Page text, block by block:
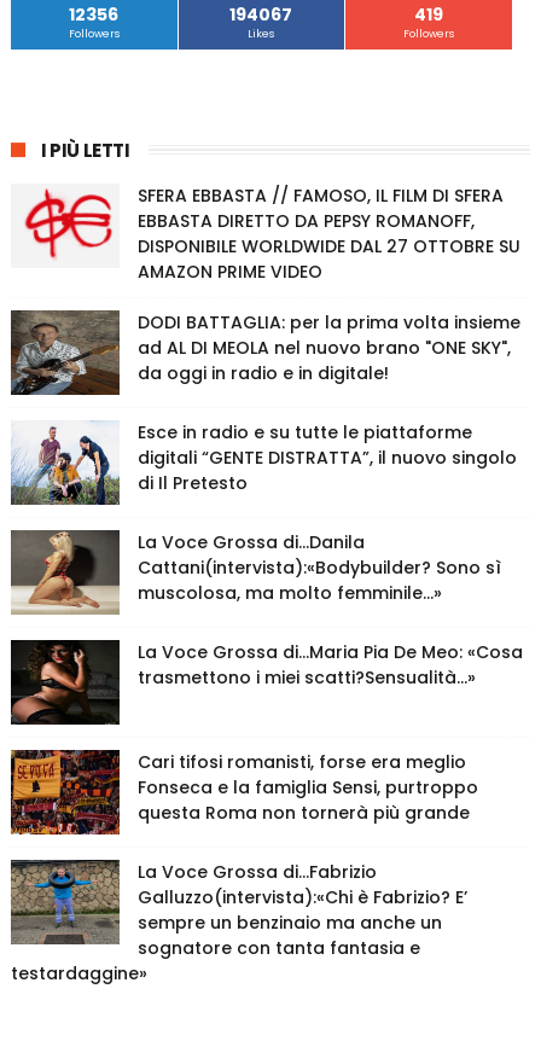
12356
Followers
194067
Likes
419
Followers
I PIÙ LETTI
SFERA EBBASTA // FAMOSO, IL FILM DI SFERA
EBBASTA DIRETTO DA PEPSY ROMANOFF,
DISPONIBILE WORLDWIDE DAL 27 OTTOBRE SU
AMAZON PRIME VIDEO
DODI BATTAGLIA: per la prima volta insieme
ad AL DI MEOLA nel nuovo brano "ONE SKY",
da oggi in radio e in digitale!
Esce in radio e su tutte le piattaforme
digitali “GENTE DISTRATTA”, il nuovo singolo
di Il Pretesto
La Voce Grossa di…Danila
Cattani(intervista):«Bodybuilder? Sono sì
muscolosa, ma molto femminile…»
La Voce Grossa di…Maria Pia De Meo: «Cosa
trasmettono i miei scatti?Sensualità…»
Cari tifosi romanisti, forse era meglio
Fonseca e la famiglia Sensi, purtroppo
questa Roma non tornerà più grande
La Voce Grossa di…Fabrizio
Galluzzo(intervista):«Chi è Fabrizio? E’
sempre un benzinaio ma anche un
sognatore con tanta fantasia e
testardaggine»